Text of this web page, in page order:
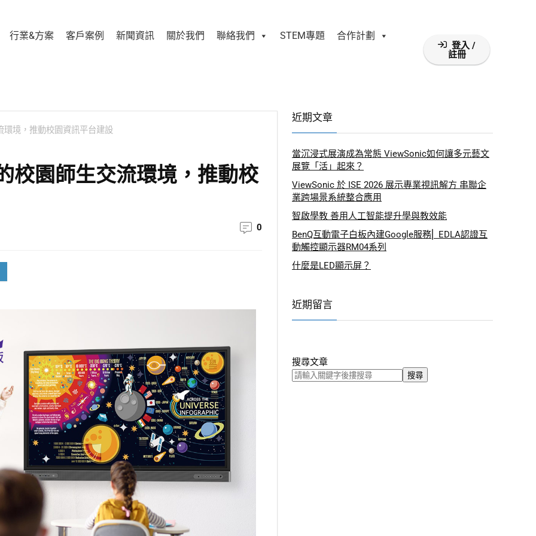
行業&方案 客戶案例 新聞資訊 關於我們 聯絡我們 STEM專題 合作計劃
登入 /
註冊
環境，推動校園資訊平台建設
校園師生交流環境，推動校
0
近期文章
當沉浸式展演成為常態 ViewSonic如何讓多元藝文
展覽「活」起來？
ViewSonic 於 ISE 2026 展示專業視訊解方 串聯企
業跨場景系統整合應用
智啟學教 善用人工智能提升學與教效能
BenQ互動電子白板內建Google服務⎜ EDLA認證互
動觸控顯示器RM04系列
什麼是LED顯示屏？
近期留言
搜尋文章
搜尋